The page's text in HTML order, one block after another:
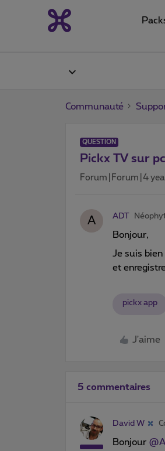
Communauté
QUESTION
Pickx TV sur
Forum|Forum|4
A ADT
Bonjour,
Je suis
et
pickx app
J'aime
5 commentaires
David W
Bonjour